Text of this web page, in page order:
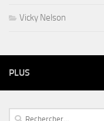
Vicky Nelson
PLUS
Rechercher :